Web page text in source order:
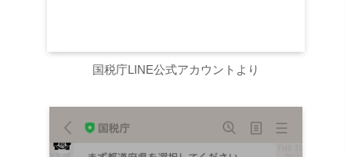
国税庁LINE公式アカウントより